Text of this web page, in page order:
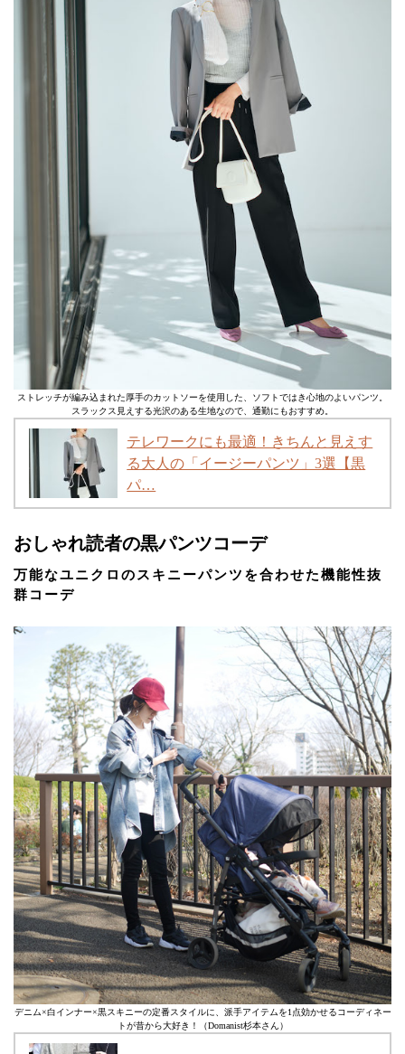
ストレッチが編み込まれた厚手のカットソーを使用した、ソフトではき心地のよいパンツ。
スラックス見えする光沢のある生地なので、通勤にもおすすめ。
テレワークにも最適！きちんと見えす
る大人の「イージーパンツ」3選【黒
パ…
おしゃれ読者の黒パンツコーデ
万能なユニクロのスキニーパンツを合わせた機能性抜
群コーデ
デニム×白インナー×黒スキニーの定番スタイルに、派手アイテムを1点効かせるコーディネー
トが昔から大好き！（Domanist杉本さん）